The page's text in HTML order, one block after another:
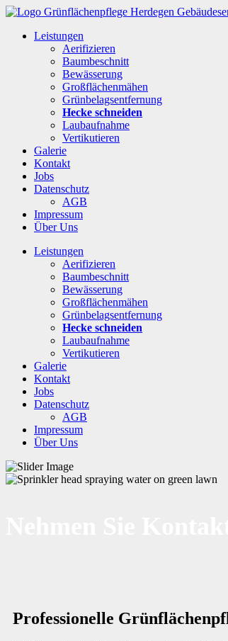
Leistungen
Aerifizieren
Baumbeschnitt
Bewässerung
Großflächenmähen
Grünbelagsentfernung
Hecke schneiden
Laubaufnahme
Vertikutieren
Galerie
Kontakt
Jobs
Datenschutz
AGB
Impressum
Über Uns
Leistungen
Aerifizieren
Baumbeschnitt
Bewässerung
Großflächenmähen
Grünbelagsentfernung
Hecke schneiden
Laubaufnahme
Vertikutieren
Galerie
Kontakt
Jobs
Datenschutz
AGB
Impressum
Über Uns
Professionelle